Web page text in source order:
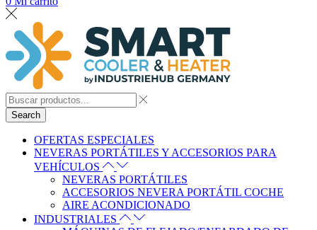
Search
OFERTAS ESPECIALES
NEVERAS PORTÁTILES Y ACCESORIOS PARA
VEHÍCULOS
NEVERAS PORTÁTILES
ACCESORIOS NEVERA PORTÁTIL COCHE
AIRE ACONDICIONADO
INDUSTRIALES